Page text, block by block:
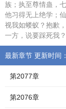
族；执至尊情蛊，
他习得无上绝学；
视我如蝼蚁？抱歉
一方，说要踩死我
最新章节 更新时间
第2077章
第2076章